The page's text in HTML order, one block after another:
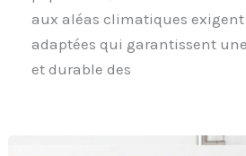
aux aléas climatiques exigent
adaptées qui garantissent
et durable des